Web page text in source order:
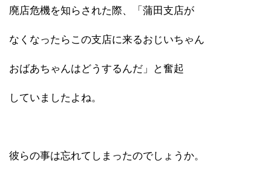
廃店危機を知らされた際、「蒲田支店が
なくなったらこの支店に来るおじいちゃん
おばあちゃんはどうするんだ」と奮起
していましたよね。
彼らの事は忘れてしまったのでしょうか。